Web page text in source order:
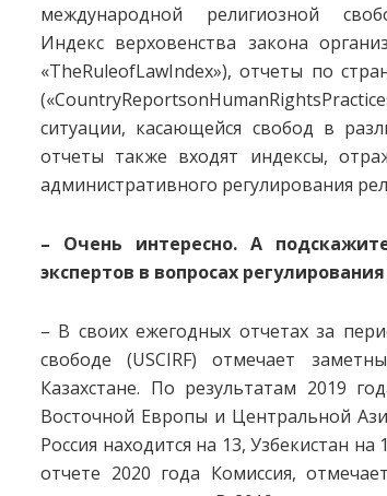
международной религиозной
Индекс верховенства закона
«TheRuleofLawIndex»), отчеты по
ситуации, касающейся свобод в
отчеты также входят индексы,
административного регулирования
– Очень интересно. А
экспертов в вопросах
– В своих ежегодных отчетах за
свободе (USCIRF) отмечает
Казахстане. По результатам 2019
Восточной Европы и Центральной
Россия находится на 13, Узбекистан
отчете 2020 года Комиссия,